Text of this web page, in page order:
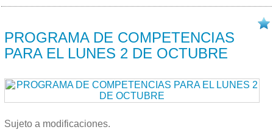
PROGRAMA DE COMPETENCIAS
PARA EL LUNES 2 DE OCTUBRE
Sujeto a modificaciones.